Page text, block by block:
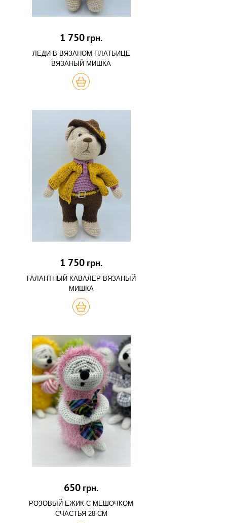
1 750 грн.
ЛЕДИ В ВЯЗАНОМ ПЛАТЬИЦЕ
ВЯЗАНЫЙ МИШКА
КУПИТЬ
1 750 грн.
ГАЛАНТНЫЙ КАВАЛЕР ВЯЗАНЫЙ
МИШКА
КУПИТЬ
650 грн.
РОЗОВЫЙ ЕЖИК С МЕШОЧКОМ
СЧАСТЬЯ 28 СМ